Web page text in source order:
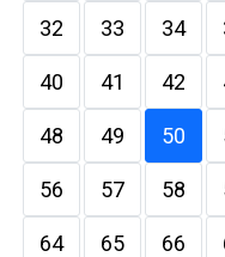
32 33 34
40 41 42
48 49 50
56 57 58
64 65 66